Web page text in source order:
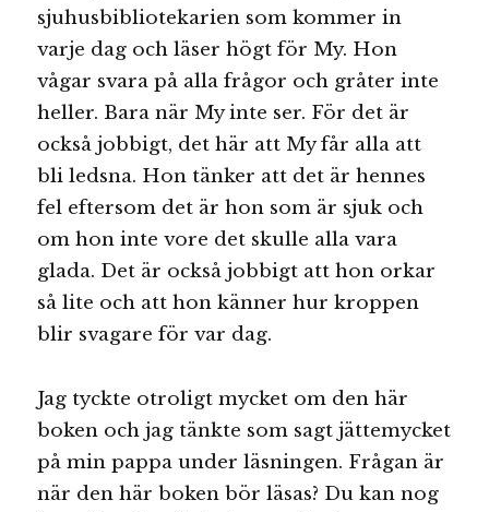
sjuhusbibliotekarien som kommer in
varje dag och läser högt för My. Hon
vågar svara på alla frågor och gråter inte
heller. Bara när My inte ser. För det är
också jobbigt, det här att My får alla att
bli ledsna. Hon tänker att det är hennes
fel eftersom det är hon som är sjuk och
om hon inte vore det skulle alla vara
glada. Det är också jobbigt att hon orkar
så lite och att hon känner hur kroppen
blir svagare för var dag.
Jag tyckte otroligt mycket om den här
boken och jag tänkte som sagt jättemycket
på min pappa under läsningen. Frågan är
när den här boken bör läsas? Du kan nog